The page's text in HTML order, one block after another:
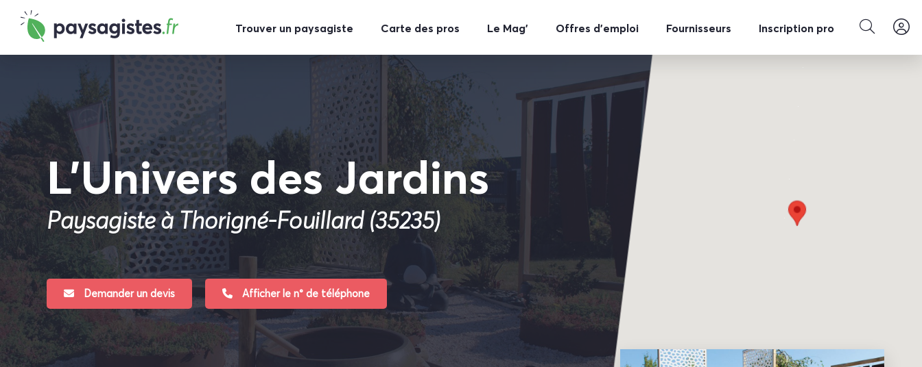
Trouver un paysagiste Carte des pros Le Mag’ Offres d’emploi Fournisseurs Inscription pro
L’Univers des Jardins
Paysagiste à Thorigné-Fouillard (35235)
Demander un devis Afficher le n° de téléphone